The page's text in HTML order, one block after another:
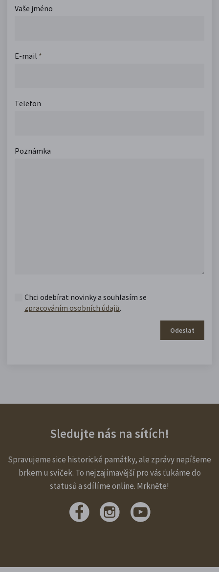
Vaše jméno
E-mail *
Telefon
Poznámka
Chci odebírat novinky a souhlasím se
zpracováním osobních údajů.
Odeslat
Sledujte nás na sítích!
Spravujeme sice historické památky, ale zprávy nepíšeme
brkem u svíček. To nejzajímavější pro vás ťukáme do
statusů a sdílíme online. Mrkněte!